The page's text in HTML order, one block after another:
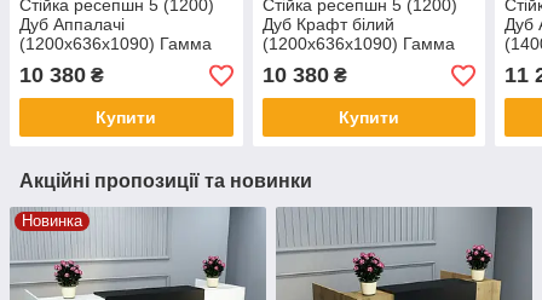
Стійка ресепшн 5 (1200)
Дуб Аппалачі
(1200x636x1090) Гамма
стиль
10 380 ₴
Купити
Стійка ресепшн 5 (1200)
Дуб Крафт білий
(1200x636x1090) Гамма
стиль
10 380₴
Купити
Дуб
11
Акційні пропозиції та новинки
Новинка